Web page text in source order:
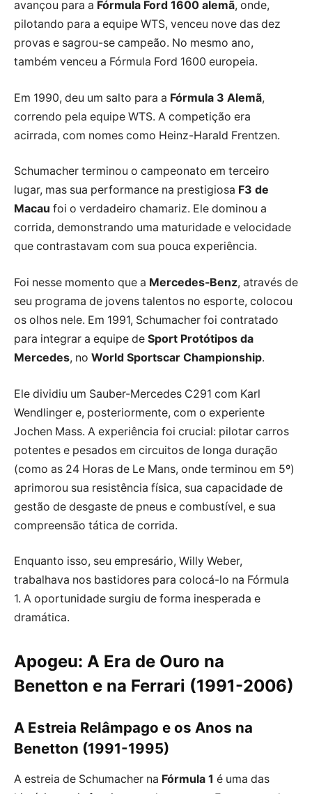
avançou para a Fórmula Ford 1600 alemã, onde,
pilotando para a equipe WTS, venceu nove das dez
provas e sagrou-se campeão. No mesmo ano,
também venceu a Fórmula Ford 1600 europeia.
Em 1990, deu um salto para a Fórmula 3 Alemã,
correndo pela equipe WTS. A competição era
acirrada, com nomes como Heinz-Harald Frentzen.
Schumacher terminou o campeonato em terceiro
lugar, mas sua performance na prestigiosa F3 de
Macau foi o verdadeiro chamariz. Ele dominou a
corrida, demonstrando uma maturidade e velocidade
que contrastavam com sua pouca experiência.
Foi nesse momento que a Mercedes-Benz, através de
seu programa de jovens talentos no esporte, colocou
os olhos nele. Em 1991, Schumacher foi contratado
para integrar a equipe de Sport Protótipos da
Mercedes, no World Sportscar Championship.
Ele dividiu um Sauber-Mercedes C291 com Karl
Wendlinger e, posteriormente, com o experiente
Jochen Mass. A experiência foi crucial: pilotar carros
potentes e pesados em circuitos de longa duração
(como as 24 Horas de Le Mans, onde terminou em 5º)
aprimorou sua resistência física, sua capacidade de
gestão de desgaste de pneus e combustível, e sua
compreensão tática de corrida.
Enquanto isso, seu empresário, Willy Weber,
trabalhava nos bastidores para colocá-lo na Fórmula
1. A oportunidade surgiu de forma inesperada e
dramática.
Apogeu: A Era de Ouro na
Benetton e na Ferrari (1991-2006)
A Estreia Relâmpago e os Anos na
Benetton (1991-1995)
A estreia de Schumacher na Fórmula 1 é uma das